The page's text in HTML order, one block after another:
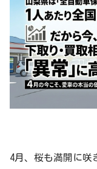
4月、桜も満開に咲